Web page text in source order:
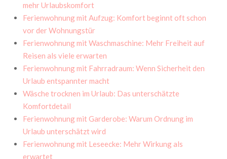
mehr Urlaubskomfort
Ferienwohnung mit Aufzug: Komfort beginnt oft schon
vor der Wohnungstür
Ferienwohnung mit Waschmaschine: Mehr Freiheit auf
Reisen als viele erwarten
Ferienwohnung mit Fahrradraum: Wenn Sicherheit den
Urlaub entspannter macht
Wäsche trocknen im Urlaub: Das unterschätzte
Komfortdetail
Ferienwohnung mit Garderobe: Warum Ordnung im
Urlaub unterschätzt wird
Ferienwohnung mit Leseecke: Mehr Wirkung als
erwartet